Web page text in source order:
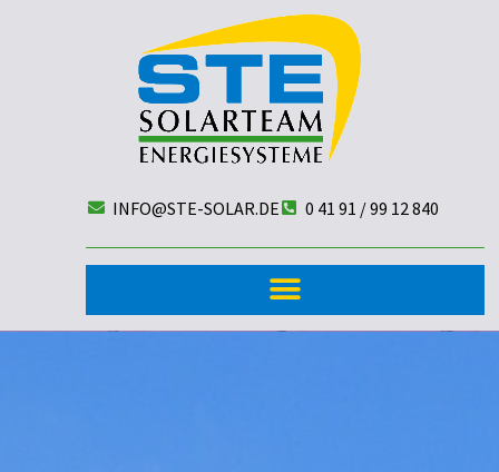
INFO@STE-SOLAR.DE 0 41 91 / 99 12 840